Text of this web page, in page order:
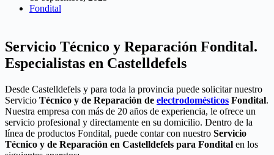
Fondital
Servicio Técnico y Reparación Fondital.
Especialistas en Castelldefels
Desde Castelldefels y para toda la provincia puede solicitar nuestro
Servicio Técnico y de Reparación de electrodomésticos Fondital.
Nuestra empresa con más de 20 años de experiencia, le ofrece un
servicio profesional y directamente en su domicilio. Dentro de la
línea de productos Fondital, puede contar con nuestro Servicio
Técnico y de Reparación en Castelldefels para Fondital en los